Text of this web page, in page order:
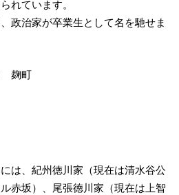
れています。
政治家が卒業生として名を馳せま
麹町
は、紀州徳川家（現在は清水谷公
赤坂）、尾張徳川家（現在は上智